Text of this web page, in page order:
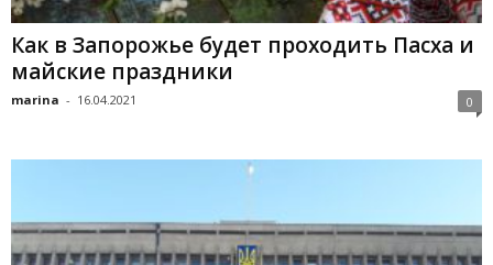
Как в Запорожье будет проходить Пасха и
майские праздники
marina - 16.04.2021 0